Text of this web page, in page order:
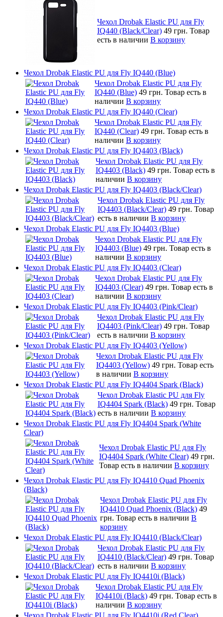
Чехол Drobak Elastic PU для Fly
IQ440 (Black/Clear) 49 грн. Товар
есть в наличии В корзину
Чехол Drobak Elastic PU для Fly IQ440 (Blue)
Чехол Drobak Elastic PU для Fly
IQ440 (Blue) 49 грн. Товар есть в
наличии В корзину
Чехол Drobak Elastic PU для Fly IQ440 (Clear)
Чехол Drobak Elastic PU для Fly
IQ440 (Clear) 49 грн. Товар есть в
наличии В корзину
Чехол Drobak Elastic PU для Fly IQ4403 (Black)
Чехол Drobak Elastic PU для Fly
IQ4403 (Black) 49 грн. Товар есть в
наличии В корзину
Чехол Drobak Elastic PU для Fly IQ4403 (Black/Clear)
Чехол Drobak Elastic PU для Fly
IQ4403 (Black/Clear) 49 грн. Товар
есть в наличии В корзину
Чехол Drobak Elastic PU для Fly IQ4403 (Blue)
Чехол Drobak Elastic PU для Fly
IQ4403 (Blue) 49 грн. Товар есть в
наличии В корзину
Чехол Drobak Elastic PU для Fly IQ4403 (Clear)
Чехол Drobak Elastic PU для Fly
IQ4403 (Clear) 49 грн. Товар есть в
наличии В корзину
Чехол Drobak Elastic PU для Fly IQ4403 (Pink/Clear)
Чехол Drobak Elastic PU для Fly
IQ4403 (Pink/Clear) 49 грн. Товар
есть в наличии В корзину
Чехол Drobak Elastic PU для Fly IQ4403 (Yellow)
Чехол Drobak Elastic PU для Fly
IQ4403 (Yellow) 49 грн. Товар есть
в наличии В корзину
Чехол Drobak Elastic PU для Fly IQ4404 Spark (Black)
Чехол Drobak Elastic PU для Fly
IQ4404 Spark (Black) 49 грн. Товар
есть в наличии В корзину
Чехол Drobak Elastic PU для Fly IQ4404 Spark (White
Clear)
Чехол Drobak Elastic PU для Fly
IQ4404 Spark (White Clear) 49 грн.
Товар есть в наличии В корзину
Чехол Drobak Elastic PU для Fly IQ4410 Quad Phoenix
(Black)
Чехол Drobak Elastic PU для Fly
IQ4410 Quad Phoenix (Black) 49
грн. Товар есть в наличии В
корзину
Чехол Drobak Elastic PU для Fly IQ4410 (Black/Clear)
Чехол Drobak Elastic PU для Fly
IQ4410 (Black/Clear) 49 грн. Товар
есть в наличии В корзину
Чехол Drobak Elastic PU для Fly IQ4410i (Black)
Чехол Drobak Elastic PU для Fly
IQ4410i (Black) 49 грн. Товар есть в
наличии В корзину
Чехол Drobak Elastic PU для Fly IQ4410i (Red Clear)